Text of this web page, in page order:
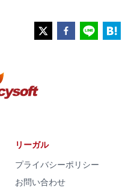
リーガル
プライバシーポリシー
お問い合わせ